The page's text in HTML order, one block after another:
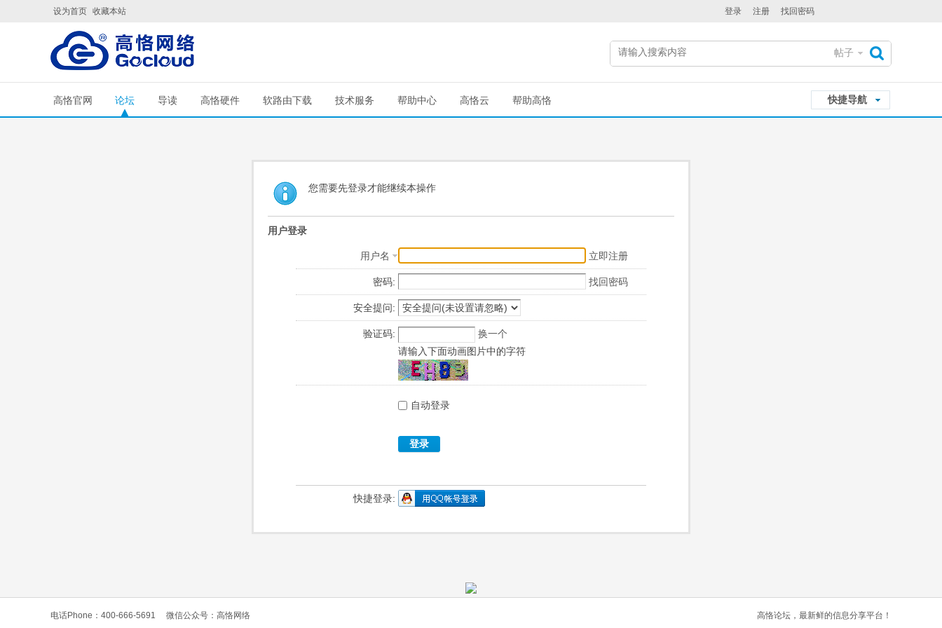
设为首页 收藏本站 登录 注册 找回密码
帖子
快捷导航
高恪官网 论坛 导读 高恪硬件 软路由下载 技术服务 帮助中心 高恪云 帮助高恪
您需要先登录才能继续本操作
用户登录
用户名 立即注册
密码: 找回密码
安全提问:
验证码:
换一个
请输入下面动画图片中的字符
自动登录
登录
快捷登录:
电话Phone：400-666-5691 微信公众号：高恪网络 高恪论坛，最新鲜的信息分享平台！